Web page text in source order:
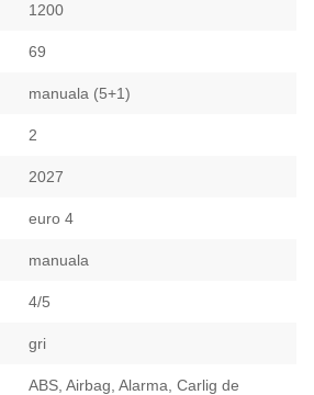
1200
69
manuala (5+1)
2
2027
euro 4
manuala
4/5
gri
ABS, Airbag, Alarma, Carlig de